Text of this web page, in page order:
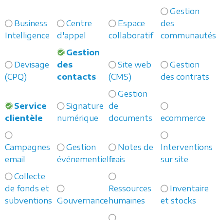
Business
Intelligence
Centre
d'appel
Espace
collaboratif
Gestion
des
communautés
Devisage
(CPQ)
Gestion
des
contacts
Site web
(CMS)
Gestion
des contrats
Service
clientèle
Signature
numérique
Gestion
de
documents
ecommerce
Campagnes
email
Gestion
événementielle
Notes de
frais
Interventions
sur site
Collecte
de fonds et
subventions Gouvernance
Ressources
humaines
Inventaire
et stocks